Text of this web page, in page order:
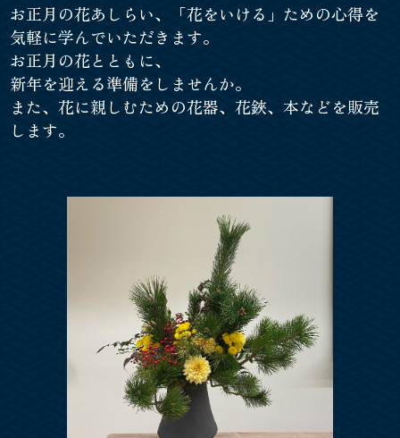
お正月の花あしらい、「花をいける」ための心得を
気軽に学んでいただきます。
お正月の花とともに、
新年を迎える準備をしませんか。
また、花に親しむための花器、花鋏、本などを販売
します。